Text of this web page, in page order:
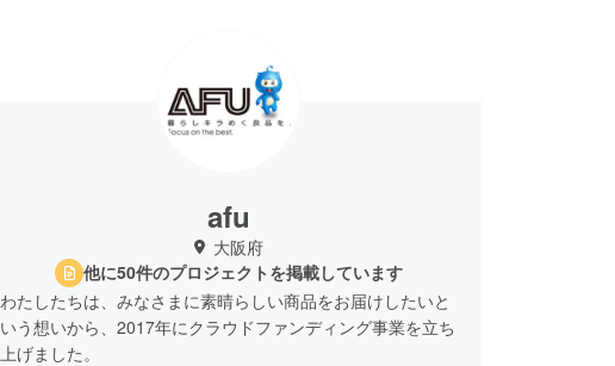
afu
大阪府
他に50件のプロジェクトを掲載しています
わたしたちは、みなさまに素晴らしい商品をお届けしたいと
いう想いから、2017年にクラウドファンディング事業を立ち
上げました。